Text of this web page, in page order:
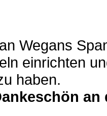
Wegans
einrichten
haben.